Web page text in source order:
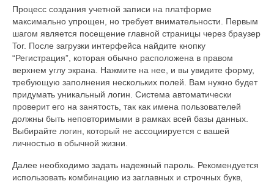
Процесс создания учетной записи на платформе
максимально упрощен, но требует внимательности. Первым
шагом является посещение главной страницы через браузер
Tor. После загрузки интерфейса найдите кнопку
“Регистрация”, которая обычно расположена в правом
верхнем углу экрана. Нажмите на нее, и вы увидите форму,
требующую заполнения нескольких полей. Вам нужно будет
придумать уникальный логин. Система автоматически
проверит его на занятость, так как имена пользователей
должны быть неповторимыми в рамках всей базы данных.
Выбирайте логин, который не ассоциируется с вашей
личностью в обычной жизни.
Далее необходимо задать надежный пароль. Рекомендуется
использовать комбинацию из заглавных и строчных букв,